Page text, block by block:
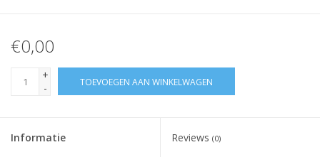
€0,00
+
-
TOEVOEGEN AAN WINKELWAGEN
Informatie Reviews (0)